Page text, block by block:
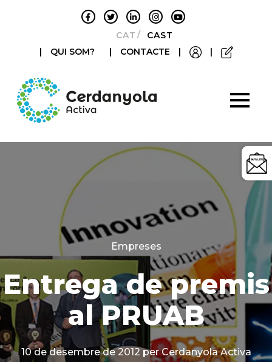
CATALÀCASTELLANO
|
QUI SOM? | CONTACTE | |
Categories
Empreses
Entrega de premis
al PRUAB
10 de desembre de 2012 per Cerdanyola Activa